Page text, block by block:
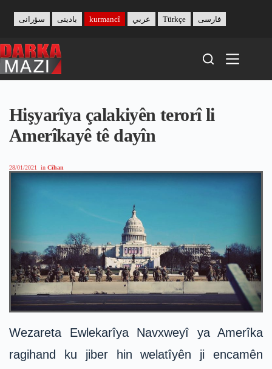
content
بادینی سۆرانی kurmancî عربي Türkçe فارسی
Hişyarîya çalakiyên terorî li
Amerîkayê tê dayîn
28/01/2021 in Cîhan
Wezareta Ewlekarîya Navxweyî ya Amerîka
ragihand ku jiber hin welatîyên ji encamên